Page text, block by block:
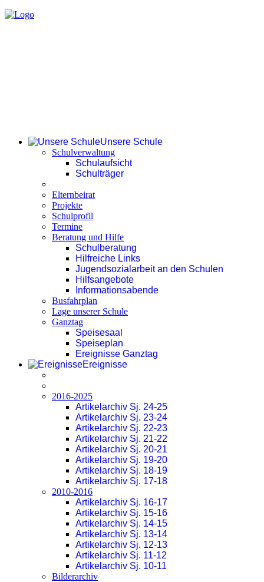
Unsere Schule
Schulverwaltung
Schulaufsicht
Schulträger
Elternbeirat
Projekte
Schulprofil
Termine
Beratung und Hilfe
Schulberatung
Hilfreiche Links
Jugendsozialarbeit an den Schulen
Hilfsangebote
Informationsabende
Busfahrplan
Lage unserer Schule
Ganztag
Speisesaal
Speiseplan
Ereignisse Ganztag
Ereignisse
2016-2025
Artikelarchiv Sj. 24-25
Artikelarchiv Sj. 23-24
Artikelarchiv Sj. 22-23
Artikelarchiv Sj. 21-22
Artikelarchiv Sj. 20-21
Artikelarchiv Sj. 19-20
Artikelarchiv Sj. 18-19
Artikelarchiv Sj. 17-18
2010-2016
Artikelarchiv Sj. 16-17
Artikelarchiv Sj. 15-16
Artikelarchiv Sj. 14-15
Artikelarchiv Sj. 13-14
Artikelarchiv Sj. 12-13
Artikelarchiv Sj. 11-12
Artikelarchiv Sj. 10-11
Bilderarchiv